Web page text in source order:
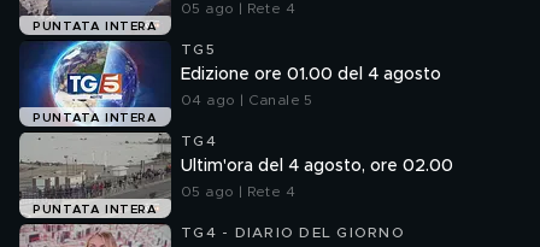
PUNTATA INTERA
05 ago | Rete 4
PUNTATA INTERA
TG5
Edizione ore 01.00 del 4 agosto
04 ago | Canale 5
PUNTATA INTERA
TG4
Ultim'ora del 4 agosto, ore 02.00
05 ago | Rete 4
TG4 - DIARIO DEL GIORNO